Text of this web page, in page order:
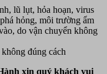
lũ lụt, hỏa hoạn, virus
hỏng, môi trường ẩm
do vận chuyển không
đúng cách
xin quý khách vui